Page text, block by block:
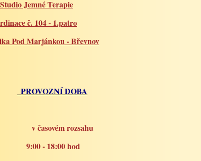
Studio Jemné Terapie
č. 104 - 1.patro
Pod Marjánkou - Břevnov
PROVOZNÍ DOBA
v časovém rozsahu
18:00 hod